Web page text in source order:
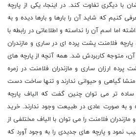
با دیگری تفاوت کند. در اینجا، یکی از پارچه
کنیم که شاید آن را بارها و بارها دیده و به
اما اسم آن را نداسته و اطلاعاتی در رابطه با
پارچه فلامنت پشت پرده ای در ساری و مازندران
متوجه کاربردش شد. همه آنچه از پارچه های
پرده ارزان ساری و مازندران فلامنت در زمره
منشا گیاهی و حیوانی ندارند و تنها ساخت دست
تر می توان چنین گفت که الیاف پارچه
و به صورت عادی در طبیعت وجود ندارند. خرید
فلامنت را می توان با الیاف مختلفی از
نمود و پارچه های جدیدی را به وجود آورد که